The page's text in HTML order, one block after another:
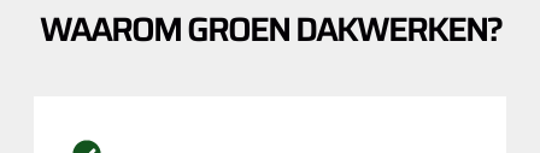
WAAROM GROEN DAKWERKEN?